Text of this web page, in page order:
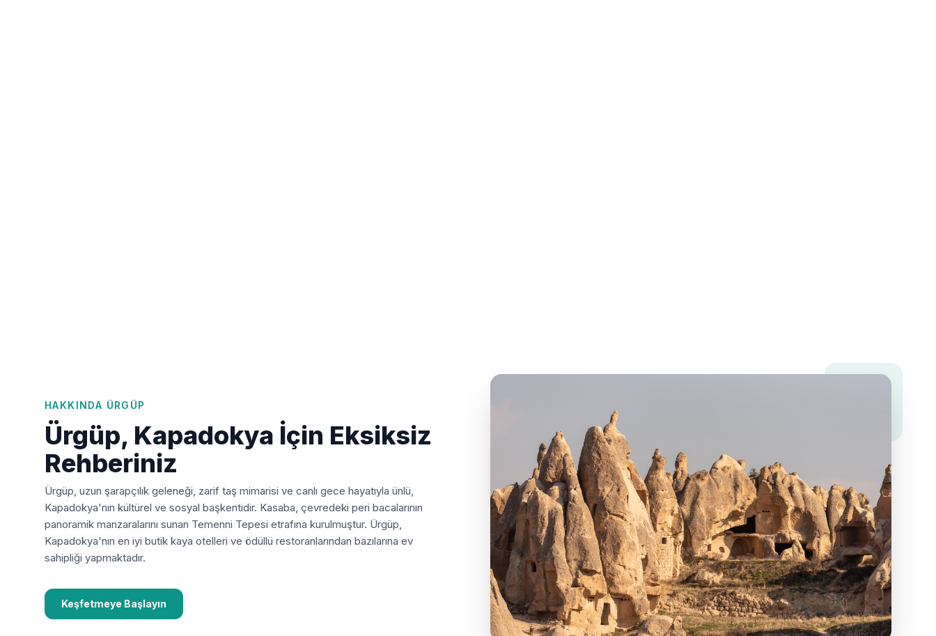
HAKKINDA ÜRGÜP
Ürgüp, Kapadokya İçin Eksiksiz
Rehberiniz
Ürgüp, uzun şarapçılık geleneği, zarif taş mimarisi ve canlı gece hayatıyla ünlü,
Kapadokya'nın kültürel ve sosyal başkentidir. Kasaba, çevredeki peri bacalarının
panoramik manzaralarını sunan Temenni Tepesi etrafına kurulmuştur. Ürgüp,
Kapadokya'nın en iyi butik kaya otelleri ve ödüllü restoranlarından bazılarına ev
sahipliği yapmaktadır.
Keşfetmeye Başlayın